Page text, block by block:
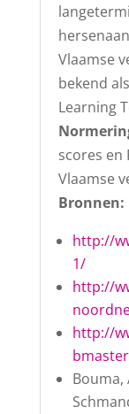
Vlaamse
bekend
Learning
scores en
Vlaamse
Bronnen:
http://
1/
http://
http://
Bouma,